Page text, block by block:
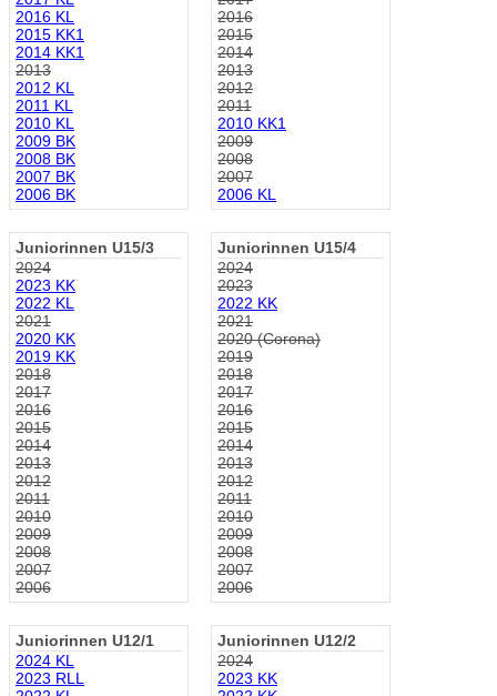
2016 KL
2015 KK1
2014 KK1
2013
2012 KL
2011 KL
2010 KL
2009 BK
2008 BK
2007 BK
2006 BK
2016
2015
2014
2013
2012
2011
2010 KK1
2009
2008
2007
2006 KL
Juniorinnen U15/3
2024
2023 KK
2022 KL
2021
2020 KK
2019 KK
2018
2017
2016
2015
2014
2013
2012
2011
2010
2009
2008
2007
2006
Juniorinnen U15/4
2024
2023
2022 KK
2021
2020 (Corona)
2019
2018
2017
2016
2015
2014
2013
2012
2011
2010
2009
2008
2007
2006
Juniorinnen U12/1
2024 KL
2023 RLL
Juniorinnen U12/2
2024
2023 KK